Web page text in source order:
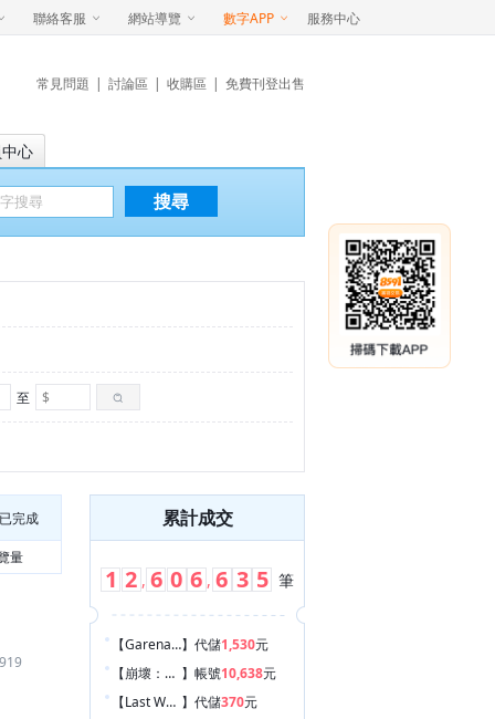
聯絡客服 網站導覽 數字APP 服務中心
常見問題 | 討論區 | 收購區 | 免費刊登出售
心
搜尋
至
已完成
量
累計成交
1 2 , 6 0 6 , 6 3 5 筆
【Garena 傳說對決】 代儲1,530元
【崩壞：星穹鐵道 】 帳號10,638元
【Last War:Survival Game 】 代儲370元